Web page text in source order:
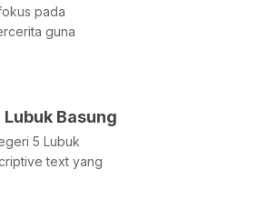
pada
guna
Basung
5 Lubuk
text yang